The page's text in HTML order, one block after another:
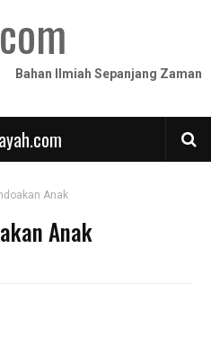
Bahan Ilmiah Sepanjang Zaman
Anak
Anak